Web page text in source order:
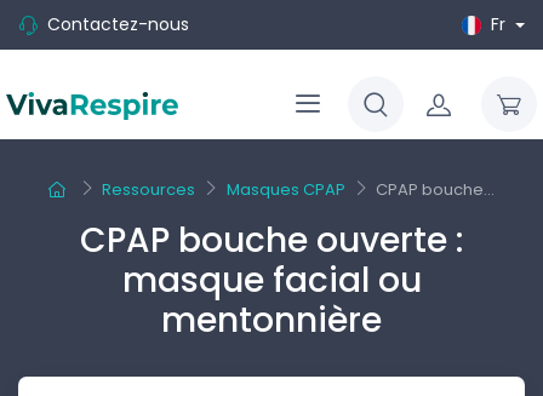
Contactez-nous Fr
Ressources Masques CPAP CPAP bouche...
CPAP bouche ouverte :
masque facial ou
mentonnière